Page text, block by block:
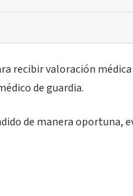
recibir valoración médica
de guardia.
de manera oportuna,